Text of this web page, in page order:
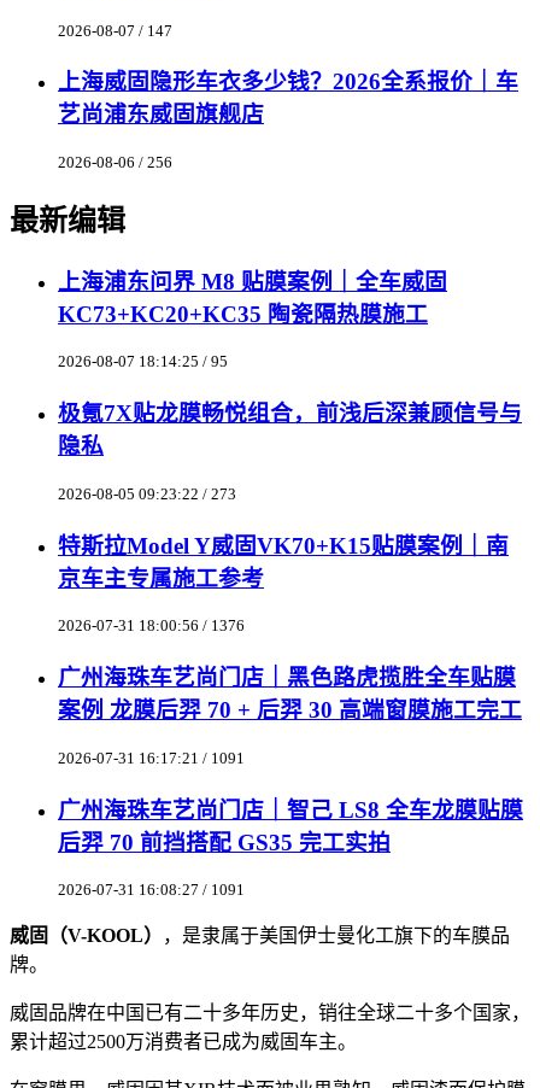
2026-08-07 / 147
上海威固隐形车衣多少钱？2026全系报价｜车
艺尚浦东威固旗舰店
2026-08-06 / 256
最新编辑
上海浦东问界 M8 贴膜案例｜全车威固
KC73+KC20+KC35 陶瓷隔热膜施工
2026-08-07 18:14:25 / 95
极氪7X贴龙膜畅悦组合，前浅后深兼顾信号与
隐私
2026-08-05 09:23:22 / 273
特斯拉Model Y威固VK70+K15贴膜案例｜南
京车主专属施工参考
2026-07-31 18:00:56 / 1376
广州海珠车艺尚门店｜黑色路虎揽胜全车贴膜
案例 龙膜后羿 70 + 后羿 30 高端窗膜施工完工
2026-07-31 16:17:21 / 1091
广州海珠车艺尚门店｜智己 LS8 全车龙膜贴膜
后羿 70 前挡搭配 GS35 完工实拍
2026-07-31 16:08:27 / 1091
威固（V-KOOL）
，是隶属于美国伊士曼化工旗下的车膜品
牌。
威固品牌在中国已有二十多年历史，销往全球二十多个国家，
累计超过2500万消费者已成为威固车主。